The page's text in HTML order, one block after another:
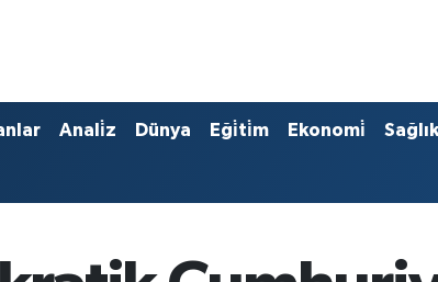
Anali̇z Dünya Eği̇ti̇m Ekonomi̇ Sağlık